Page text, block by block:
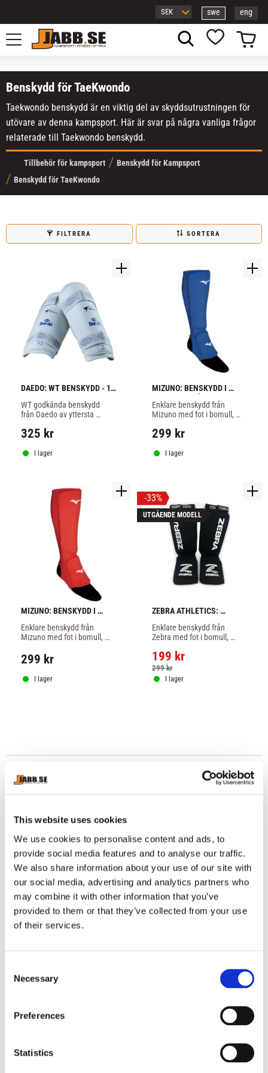
This website uses cookies
We use cookies to personalise content and ads, to
provide social media features and to analyse our traffic.
We also share information about your use of our site with
our social media, advertising and analytics partners who
may combine it with other information that you’ve
provided to them or that they’ve collected from your use
of their services.
Necessary
Preferences
Statistics
Meny
swe eng
Favoriter
Kundvagn
Benskydd för TaeKwondo
Tillbehör för kampsport
Benskydd för Kampsport
Benskydd för TaeKwondo
Taekwondo benskydd är en viktig del av skyddsutrustningen för
utövare av denna kampsport. Här är svar på några vanliga frågor
relaterade till Taekwondo benskydd.
FILTRERA SORTERA
DAEDO: WT BENSKYDD - 1
WT godkända benskydd
från Daedo av yttersta
och tävling.
325 kr
I lager
MIZUNO: BENSKYDD I
BOMULL - BLÅ
Enklare benskydd från
Mizuno med fot i bomull,
TaeKwonDo och lättare
299 kr
I lager
MIZUNO: BENSKYDD I
BOMULL - RÖD
Enklare benskydd från
Mizuno med fot i bomull,
TaeKwonDo och lättare
MMA, röd färg.
299 kr
I lager
ZEBRA ATHLETICS:
FITNESS BENSKYDD -
SVART
Enklare benskydd från
Zebra med fot i bomull,
TaeKwonDo och lättare
MMA, svart färg.
199 kr
299kr
33%
UTGÅENDE MODELL
I lager
WTF står för World Taekwondo Federation, som är den
internationella organisationen som styr och reglerar Taekwondo
runt om i världen. Nyligen har organisationen bytt namn till World
Taekwondo (behåller dock förkortningen WTF), men förtydligar att
det står för World Taekwondo. WTF-godkända benskydd är
benskydd som uppfyller de specifika reglerna och kraven som
fastställts av WTF för tävlingar och evenemang inom Taekwondo.
Ja, mjukheten eller hårdheten hos benskydden spelar en roll i
Taekwondo. Benskydden bör vara tillräckligt mjuka för att
absorbera stötar och minska risken för skador, samtidigt som de
ger tillräckligt med skydd. För hårda benskydd kan det vara svårt
skador på motståndaren. Det är viktigt att hitta en balans mellan
tillräckligt skydd och rörelsefrihet för att kunna utföra tekniker på